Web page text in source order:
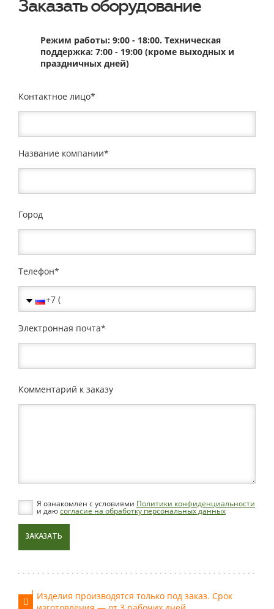
Заказать оборудование
Режим работы: 9:00 - 18:00. Техническая
поддержка: 7:00 - 19:00 (кроме выходных и
праздничных дней)
Контактное лицо
Название компании
Город
Телефон
Электронная почта
Комментарий к заказу
Я ознакомлен с условиями Политики конфиденциальности
и даюсогласие на обработку персональных данных
ЗАКАЗАТЬ
Изделия производятся только под заказ. Срок